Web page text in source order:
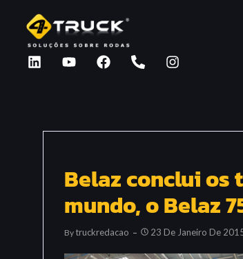
Belaz conclui os
mundo, o Belaz
ByTruckredacao 23 De Janeiro De